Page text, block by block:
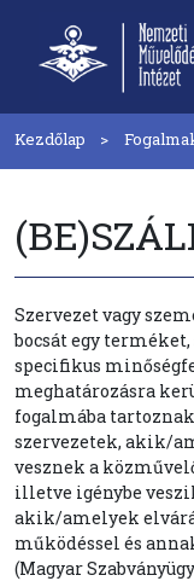
Kezdőlap
Szervezet vagy
bocsát egy
specifikus
meghatározásra
fogalmába
szervezetek, akik/
vesznek a
illetve igénybe
akik/amelyek
működéssel és
(Magyar